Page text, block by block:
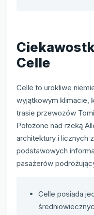
Celle
Celle to urokliwe
wyjątkowym klimacie,
trasie przewozów
Położone nad rzeką
architektury i licznych
podstawowych
pasażerów
Celle posiada